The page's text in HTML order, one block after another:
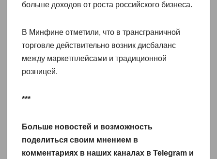
больше доходов от роста российского бизнеса.
В Минфине отметили, что в трансграничной
торговле действительно возник дисбаланс
между маркетплейсами и традиционной
розницей.
***
Больше новостей и возможность
поделиться своим мнением в
комментариях в наших каналах в Telegram и